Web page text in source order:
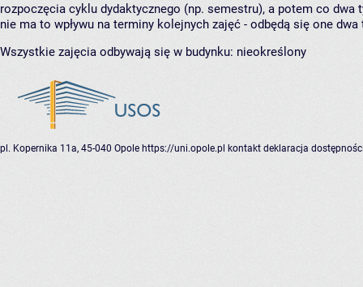
rozpoczęcia cyklu dydaktycznego (np. semestru), a potem co
nie ma to wpływu na terminy kolejnych zajęć - odbędą się one
Wszystkie zajęcia odbywają się w budynku: nieokreślony
pl. Kopernika 11a, 45-040 Opole https://uni.opole.pl kontakt deklaracja